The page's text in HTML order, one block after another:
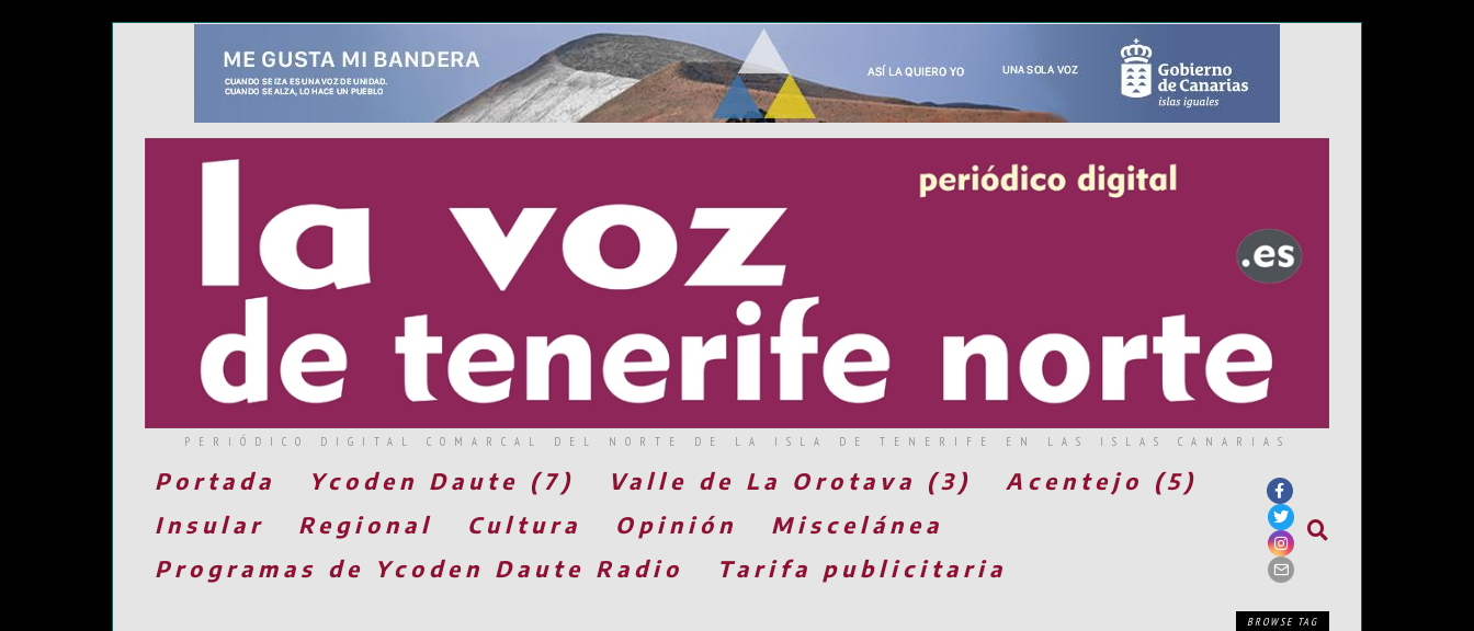
PERIÓDICO DIGITAL COMARCAL DEL NORTE DE LA ISLA DE TENERIFE EN LAS ISLAS CANARIAS
Portada Ycoden Daute (7) Valle de La Orotava (3)
Acentejo (5)
Insular
Regional Cultura Opinión
Miscelánea
Programas de Ycoden Daute Radio
Tarifa publicitaria
BROWSE TAG